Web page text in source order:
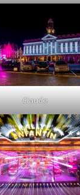
Claude